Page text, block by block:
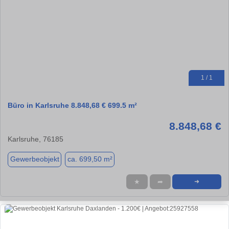
1 / 1
Büro in Karlsruhe 8.848,68 € 699.5 m²
8.848,68 €
Karlsruhe, 76185
Gewerbeobjekt ca. 699,50 m²
★ ➦ ➜